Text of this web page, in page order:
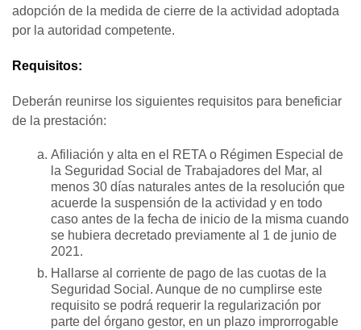
adopción de la medida de cierre de la actividad adoptada
por la autoridad competente.
Requisitos:
Deberán reunirse los siguientes requisitos para beneficiar
de la prestación:
Afiliación y alta en el RETA o Régimen Especial de
la Seguridad Social de Trabajadores del Mar, al
menos 30 días naturales antes de la resolución que
acuerde la suspensión de la actividad y en todo
caso antes de la fecha de inicio de la misma cuando
se hubiera decretado previamente al 1 de junio de
2021.
Hallarse al corriente de pago de las cuotas de la
Seguridad Social. Aunque de no cumplirse este
requisito se podrá requerir la regularización por
parte del órgano gestor, en un plazo improrrogable